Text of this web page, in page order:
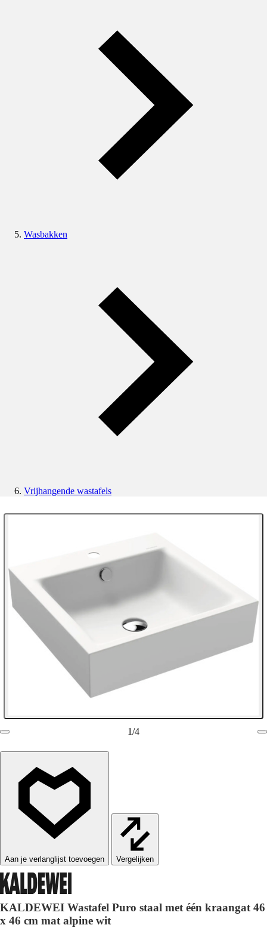
Wasbakken
Vrijhangende wastafels
1/4
Vergelijken
KALDEWEI Wastafel Puro staal met één kraangat 46
x 46 cm mat alpine wit